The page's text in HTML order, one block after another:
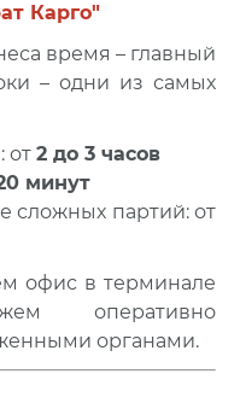
Карго"
время – главный
– одни из самых
от 2 до 3 часов
минут
сложных партий: от
офис в терминале
оперативно
органами.